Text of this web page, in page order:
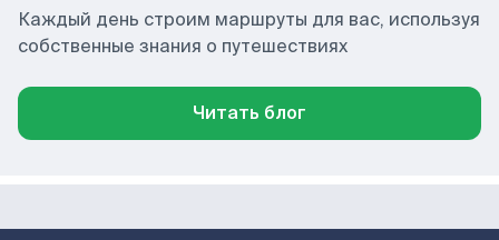
Каждый день строим маршруты для вас, используя
собственные знания о путешествиях
Читать блог